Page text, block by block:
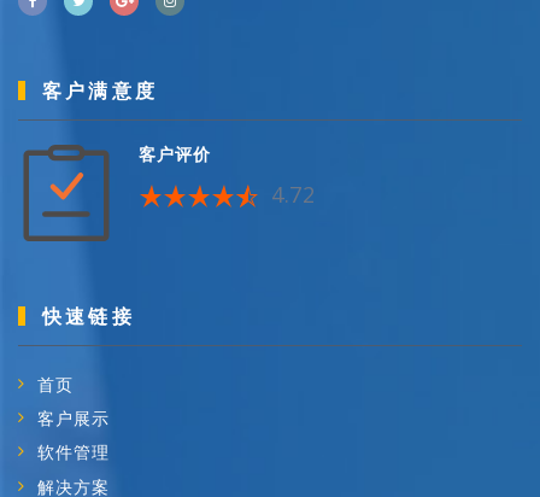
客户满意度
客户评价
4.72
快速链接
首页
客户展示
软件管理
解决方案